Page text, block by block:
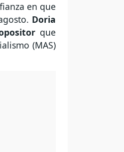
en que
Doria
que
(MAS)